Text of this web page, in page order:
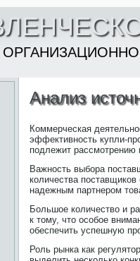
Анализ
Коммерческая
эффективность купли-
подлежит рассмотрению
Важность выбора
количества
надежным партнером
Большое количество и
к тому, что особое
обеспечить успешную
Роль рынка как